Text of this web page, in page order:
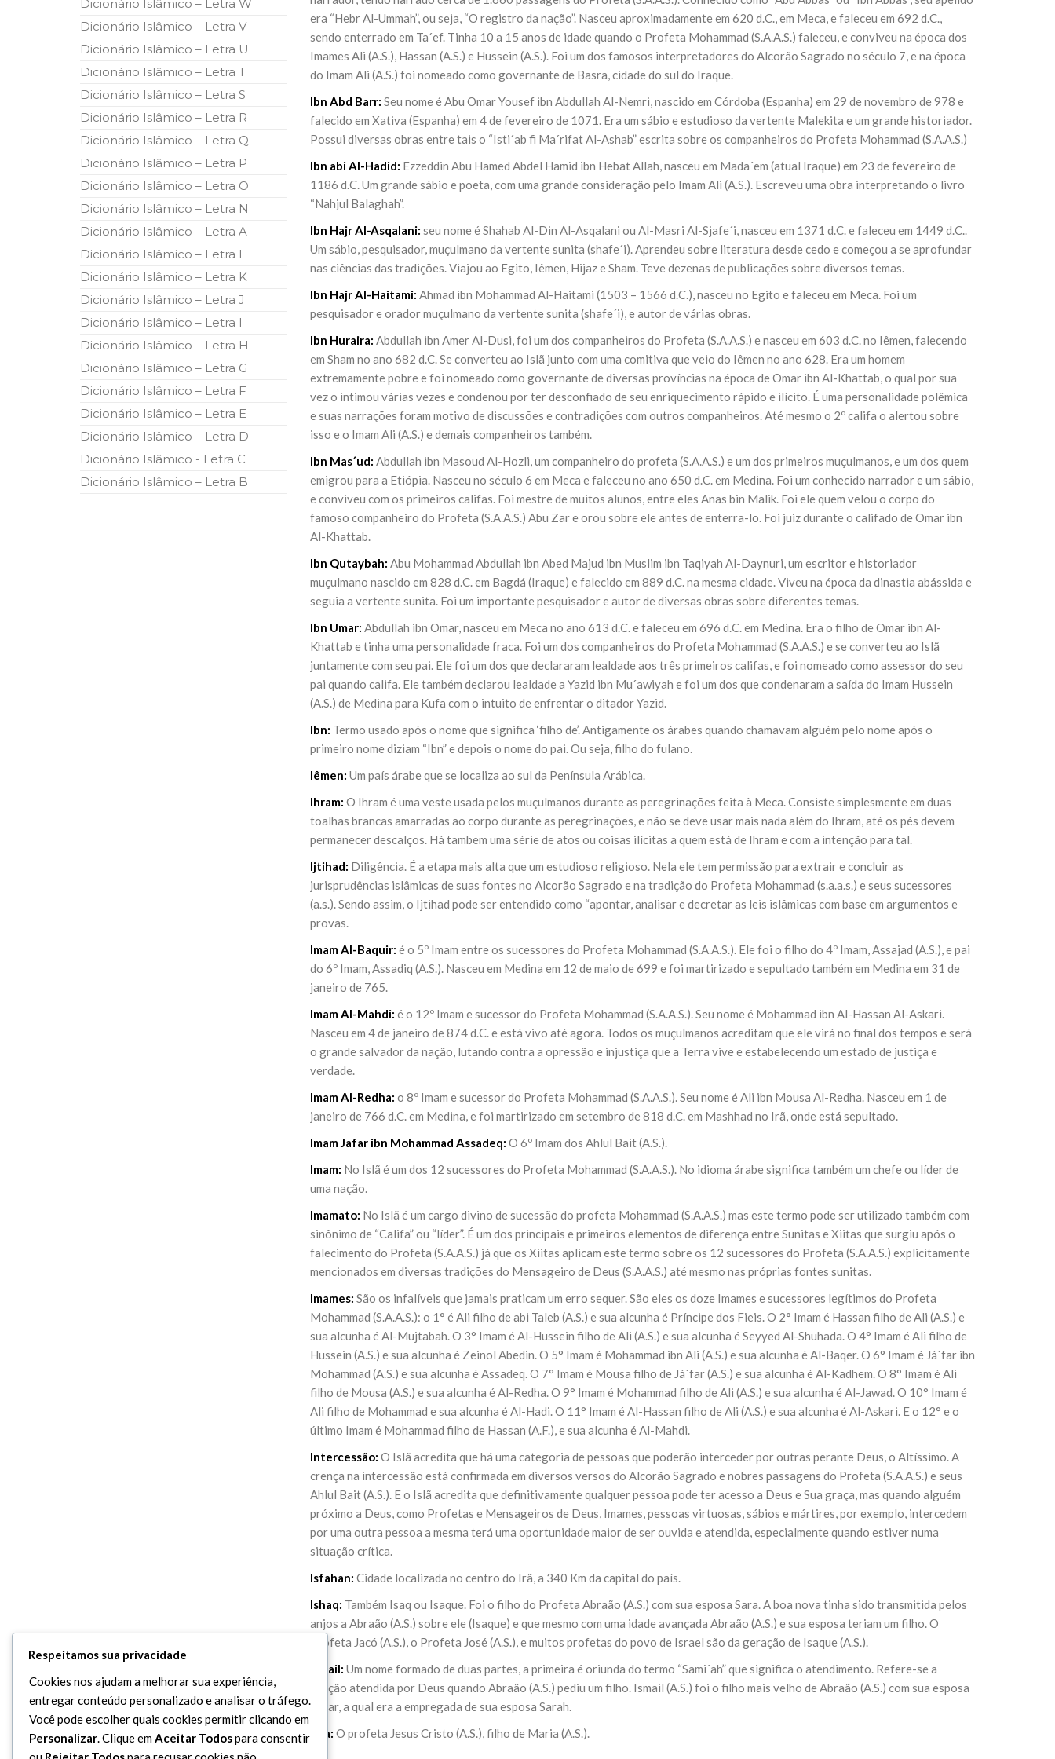
10 DE NOVEMBRO DE 2013
Falecimento do Imam Ali Ibn Al-Hussein (A.S.)
Em nome de Deus, o Clemente, o Misericordioso! Diante da data em que
relembramos o martírio do quarto Imam dos muçulmanos, o Imam Ali Ibn Al-
Hussein Ibn Ali Ibn Abi Táleb (A.S.), conhecido por “Zein Al-Ábidin” (Formosura
NOTÍCIAS
3 DE JULHO DE 2014
Centro Islâmico no Brasil recebe o ex-ministro das
Relações Exteriores da República Islâmica do Irã
Na noite da quinta-feira, 03 de Abril, o Centro Islâmico no Brasil recebeu em sua
do Irã, Sr. Kamal Kharrazi, que encontra-se visitando
Dicionário Islâmico – Letra W
Dicionário Islâmico – Letra V
Dicionário Islâmico – Letra U
Dicionário Islâmico – Letra T
Dicionário Islâmico – Letra S
Dicionário Islâmico – Letra R
Dicionário Islâmico – Letra Q
Dicionário Islâmico – Letra P
Dicionário Islâmico – Letra O
Dicionário Islâmico – Letra N
Dicionário Islâmico – Letra A
Dicionário Islâmico – Letra L
Dicionário Islâmico – Letra K
Dicionário Islâmico – Letra J
Dicionário Islâmico – Letra I
Dicionário Islâmico – Letra H
Dicionário Islâmico – Letra G
Dicionário Islâmico – Letra F
Dicionário Islâmico – Letra E
Dicionário Islâmico – Letra D
Dicionário Islâmico - Letra C
Dicionário Islâmico – Letra B
era “Hebr Al-Ummah”, ou seja, “O registro da nação”. Nasceu aproximadamente em 620 d.C., em Meca, e faleceu em 692 d.C.,
sendo enterrado em Ta´ef. Tinha 10 a 15 anos de idade quando o Profeta Mohammad (S.A.A.S.) faleceu, e conviveu na época dos
Imames Ali (A.S.), Hassan (A.S.) e Hussein (A.S.). Foi um dos famosos interpretadores do Alcorão Sagrado no século 7, e na época
do Imam Ali (A.S.) foi nomeado como governante de Basra, cidade do sul do Iraque.
Ibn Abd Barr: Seu nome é Abu Omar Yousef ibn Abdullah Al-Nemri, nascido em Córdoba (Espanha) em 29 de novembro de 978 e
falecido em Xativa (Espanha) em 4 de fevereiro de 1071. Era um sábio e estudioso da vertente Malekita e um grande historiador.
Possui diversas obras entre tais o “Isti´ab fi Ma´rifat Al-Ashab” escrita sobre os companheiros do Profeta Mohammad (S.A.A.S.)
Ibn abi Al-Hadid: Ezzeddin Abu Hamed Abdel Hamid ibn Hebat Allah, nasceu em Mada´em (atual Iraque) em 23 de fevereiro de
1186 d.C. Um grande sábio e poeta, com uma grande consideração pelo Imam Ali (A.S.). Escreveu uma obra interpretando o livro
“Nahjul Balaghah”.
Ibn Hajr Al-Asqalani: seu nome é Shahab Al-Din Al-Asqalani ou Al-Masri Al-Sjafe´i, nasceu em 1371 d.C. e faleceu em 1449 d.C..
Um sábio, pesquisador, muçulmano da vertente sunita (shafe´i). Aprendeu sobre literatura desde cedo e começou a se aprofundar
nas ciências das tradições. Viajou ao Egito, Iêmen, Hijaz e Sham. Teve dezenas de publicações sobre diversos temas.
Ibn Hajr Al-Haitami: Ahmad ibn Mohammad Al-Haitami (1503 – 1566 d.C.), nasceu no Egito e faleceu em Meca. Foi um
pesquisador e orador muçulmano da vertente sunita (shafe´i), e autor de várias obras.
Ibn Huraira: Abdullah ibn Amer Al-Dusi, foi um dos companheiros do Profeta (S.A.A.S.) e nasceu em 603 d.C. no Iêmen, falecendo
em Sham no ano 682 d.C. Se converteu ao Islã junto com uma comitiva que veio do Iêmen no ano 628. Era um homem
extremamente pobre e foi nomeado como governante de diversas províncias na época de Omar ibn Al-Khattab, o qual por sua
vez o intimou várias vezes e condenou por ter desconfiado de seu enriquecimento rápido e ilícito. É uma personalidade polêmica
e suas narrações foram motivo de discussões e contradições com outros companheiros. Até mesmo o 2º califa o alertou sobre
isso e o Imam Ali (A.S.) e demais companheiros também.
Ibn Mas´ud: Abdullah ibn Masoud Al-Hozli, um companheiro do profeta (S.A.A.S.) e um dos primeiros muçulmanos, e um dos quem
emigrou para a Etiópia. Nasceu no século 6 em Meca e faleceu no ano 650 d.C. em Medina. Foi um conhecido narrador e um sábio,
e conviveu com os primeiros califas. Foi mestre de muitos alunos, entre eles Anas bin Malik. Foi ele quem velou o corpo do
famoso companheiro do Profeta (S.A.A.S.) Abu Zar e orou sobre ele antes de enterra-lo. Foi juiz durante o califado de Omar ibn
Al-Khattab.
Ibn Qutaybah: Abu Mohammad Abdullah ibn Abed Majud ibn Muslim ibn Taqiyah Al-Daynuri, um escritor e historiador
muçulmano nascido em 828 d.C. em Bagdá (Iraque) e falecido em 889 d.C. na mesma cidade. Viveu na época da dinastia abássida e
seguia a vertente sunita. Foi um importante pesquisador e autor de diversas obras sobre diferentes temas.
Ibn Umar: Abdullah ibn Omar, nasceu em Meca no ano 613 d.C. e faleceu em 696 d.C. em Medina. Era o filho de Omar ibn Al-
Khattab e tinha uma personalidade fraca. Foi um dos companheiros do Profeta Mohammad (S.A.A.S.) e se converteu ao Islã
juntamente com seu pai. Ele foi um dos que declararam lealdade aos três primeiros califas, e foi nomeado como assessor do seu
pai quando califa. Ele também declarou lealdade a Yazid ibn Mu´awiyah e foi um dos que condenaram a saída do Imam Hussein
(A.S.) de Medina para Kufa com o intuito de enfrentar o ditador Yazid.
Ibn: Termo usado após o nome que significa ‘filho de’. Antigamente os árabes quando chamavam alguém pelo nome após o
primeiro nome diziam “Ibn” e depois o nome do pai. Ou seja, filho do fulano.
Iêmen: Um país árabe que se localiza ao sul da Península Arábica.
Ihram: O Ihram é uma veste usada pelos muçulmanos durante as peregrinações feita à Meca. Consiste simplesmente em duas
toalhas brancas amarradas ao corpo durante as peregrinações, e não se deve usar mais nada além do Ihram, até os pés devem
permanecer descalços. Há tambem uma série de atos ou coisas ilícitas a quem está de Ihram e com a intenção para tal.
Ijtihad: Diligência. É a etapa mais alta que um estudioso religioso. Nela ele tem permissão para extrair e concluir as
jurisprudências islâmicas de suas fontes no Alcorão Sagrado e na tradição do Profeta Mohammad (s.a.a.s.) e seus sucessores
(a.s.). Sendo assim, o Ijtihad pode ser entendido como “apontar, analisar e decretar as leis islâmicas com base em argumentos e
provas.
Imam Al-Baquir: é o 5º Imam entre os sucessores do Profeta Mohammad (S.A.A.S.). Ele foi o filho do 4º Imam, Assajad (A.S.), e pai
do 6º Imam, Assadiq (A.S.). Nasceu em Medina em 12 de maio de 699 e foi martirizado e sepultado também em Medina em 31 de
janeiro de 765.
Imam Al-Mahdi: é o 12º Imam e sucessor do Profeta Mohammad (S.A.A.S.). Seu nome é Mohammad ibn Al-Hassan Al-Askari.
Nasceu em 4 de janeiro de 874 d.C. e está vivo até agora. Todos os muçulmanos acreditam que ele virá no final dos tempos e será
o grande salvador da nação, lutando contra a opressão e injustiça que a Terra vive e estabelecendo um estado de justiça e
verdade.
Imam Al-Redha: o 8º Imam e sucessor do Profeta Mohammad (S.A.A.S.). Seu nome é Ali ibn Mousa Al-Redha. Nasceu em 1 de
janeiro de 766 d.C. em Medina, e foi martirizado em setembro de 818 d.C. em Mashhad no Irã, onde está sepultado.
Imam Jafar ibn Mohammad Assadeq: O 6º Imam dos Ahlul Bait (A.S.).
Imam: No Islã é um dos 12 sucessores do Profeta Mohammad (S.A.A.S.). No idioma árabe significa também um chefe ou líder de
uma nação.
Imamato: No Islã é um cargo divino de sucessão do profeta Mohammad (S.A.A.S.) mas este termo pode ser utilizado também com
sinônimo de “Califa” ou “líder”. É um dos principais e primeiros elementos de diferença entre Sunitas e Xiitas que surgiu após o
falecimento do Profeta (S.A.A.S.) já que os Xiitas aplicam este termo sobre os 12 sucessores do Profeta (S.A.A.S.) explicitamente
mencionados em diversas tradições do Mensageiro de Deus (S.A.A.S.) até mesmo nas próprias fontes sunitas.
Imames: São os infalíveis que jamais praticam um erro sequer. São eles os doze Imames e sucessores legítimos do Profeta
Mohammad (S.A.A.S.): o 1° é Ali filho de abi Taleb (A.S.) e sua alcunha é Príncipe dos Fieis. O 2° Imam é Hassan filho de Ali (A.S.) e
sua alcunha é Al-Mujtabah. O 3° Imam é Al-Hussein filho de Ali (A.S.) e sua alcunha é Seyyed Al-Shuhada. O 4° Imam é Ali filho de
Hussein (A.S.) e sua alcunha é Zeinol Abedin. O 5° Imam é Mohammad ibn Ali (A.S.) e sua alcunha é Al-Baqer. O 6° Imam é Já´far ibn
Mohammad (A.S.) e sua alcunha é Assadeq. O 7° Imam é Mousa filho de Já´far (A.S.) e sua alcunha é Al-Kadhem. O 8° Imam é Ali
filho de Mousa (A.S.) e sua alcunha é Al-Redha. O 9° Imam é Mohammad filho de Ali (A.S.) e sua alcunha é Al-Jawad. O 10° Imam é
Ali filho de Mohammad e sua alcunha é Al-Hadi. O 11° Imam é Al-Hassan filho de Ali (A.S.) e sua alcunha é Al-Askari. E o 12° e o
último Imam é Mohammad filho de Hassan (A.F.), e sua alcunha é Al-Mahdi.
Intercessão: O Islã acredita que há uma categoria de pessoas que poderão interceder por outras perante Deus, o Altíssimo. A
crença na intercessão está confirmada em diversos versos do Alcorão Sagrado e nobres passagens do Profeta (S.A.A.S.) e seus
Ahlul Bait (A.S.). E o Islã acredita que definitivamente qualquer pessoa pode ter acesso a Deus e Sua graça, mas quando alguém
próximo a Deus, como Profetas e Mensageiros de Deus, Imames, pessoas virtuosas, sábios e mártires, por exemplo, intercedem
por uma outra pessoa a mesma terá uma oportunidade maior de ser ouvida e atendida, especialmente quando estiver numa
situação crítica.
Isfahan: Cidade localizada no centro do Irã, a 340 Km da capital do país.
Ishaq: Também Isaq ou Isaque. Foi o filho do Profeta Abraão (A.S.) com sua esposa Sara. A boa nova tinha sido transmitida pelos
anjos a Abraão (A.S.) sobre ele (Isaque) e que mesmo com uma idade avançada Abraão (A.S.) e sua esposa teriam um filho. O
Profeta Jacó (A.S.), o Profeta José (A.S.), e muitos profetas do povo de Israel são da geração de Isaque (A.S.).
Ismail: Um nome formado de duas partes, a primeira é oriunda do termo “Sami´ah” que significa o atendimento. Refere-se a
oração atendida por Deus quando Abraão (A.S.) pediu um filho. Ismail (A.S.) foi o filho mais velho de Abraão (A.S.) com sua esposa
Hajar, a qual era a empregada de sua esposa Sarah.
Issa: O profeta Jesus Cristo (A.S.), filho de Maria (A.S.).
Respeitamos sua privacidade
Cookies nos ajudam a melhorar sua experiência,
entregar conteúdo personalizado e analisar o tráfego.
Você pode escolher quais cookies permitir clicando em
Personalizar. Clique emAceitar Todospara consentir